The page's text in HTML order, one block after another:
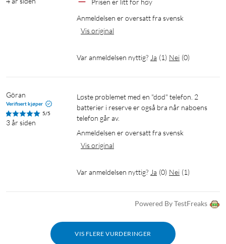
Prisen er litt for høy
Anmeldelsen er oversatt fra svensk
Vis original
Var anmeldelsen nyttig? Ja (1) Nei (0)
Göran
Verifisert kjøper
5/5
3 år siden
Løste problemet med en "død" telefon. 2
batterier i reserve er også bra når naboens
telefon går av.
Anmeldelsen er oversatt fra svensk
Vis original
Var anmeldelsen nyttig? Ja (0) Nei (1)
Powered By TestFreaks
VIS FLERE VURDERINGER